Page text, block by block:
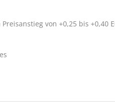
von +0,25 bis +0,40